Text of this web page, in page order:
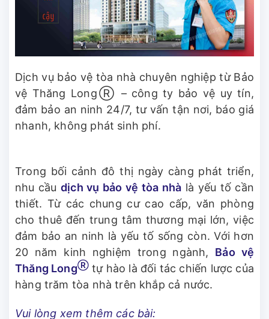
Dịch vụ bảo vệ tòa nhà chuyên nghiệp từ Bảo
vệ Thăng LongⓇ – công ty bảo vệ uy tín,
đảm bảo an ninh 24/7, tư vấn tận nơi, báo giá
nhanh, không phát sinh phí.
Trong bối cảnh đô thị ngày càng phát triển,
nhu cầu dịch vụ bảo vệ tòa nhà là yếu tố cần
thiết. Từ các chung cư cao cấp, văn phòng
cho thuê đến trung tâm thương mại lớn, việc
đảm bảo an ninh là yếu tố sống còn. Với hơn
20 năm kinh nghiệm trong ngành, Bảo vệ
Thăng LongⓇ tự hào là đối tác chiến lược của
hàng trăm tòa nhà trên khắp cả nước.
Vui lòng xem thêm các bài: